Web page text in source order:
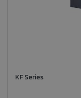
KF Series